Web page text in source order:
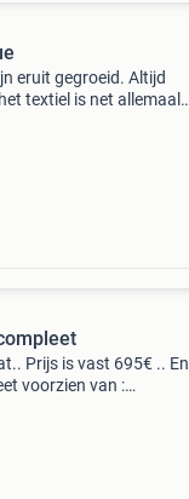
eruit gegroeid. Altijd
textiel is net allemaal
Prijs is vast 695€ .. En
voorzien van :